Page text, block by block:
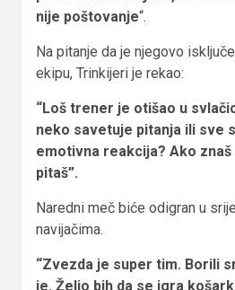
nije poštovanje“.
Na pitanje da je njegovo
ekipu, Trinkijeri je rekao:
“Loš trener je otišao u
neko savetuje pitanja ili sve
emotivna reakcija? Ako
pitaš”.
Naredni meč biće odigran u
navijačima.
“Zvezda je super tim. Borili
je. Želio bih da se igra